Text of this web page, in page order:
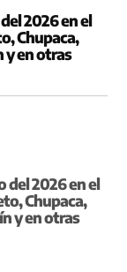
2026 en el
Chupaca,
y en otras
del 2026 en el
Chupaca,
y en otras